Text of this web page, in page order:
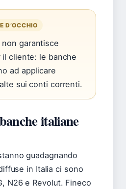
D’OCCHIO
non garantisce
cliente: le banche
ad applicare
sui conti correnti.
italiane
guadagnando
in Italia ci sono
N26 e Revolut. Fineco